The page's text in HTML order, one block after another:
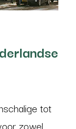
tot
zowel